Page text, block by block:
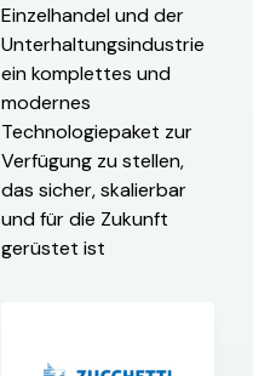
Einzelhandel und der
Unterhaltungsindustrie
ein komplettes und
modernes
Technologiepaket zur
Verfügung zu stellen,
das sicher, skalierbar
und für die Zukunft
gerüstet ist